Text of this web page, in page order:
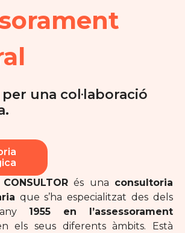
una col·laboració
és una consultoria
que s’ha especialitzat des dels
1955 en l’assessorament
els seus diferents àmbits. Està